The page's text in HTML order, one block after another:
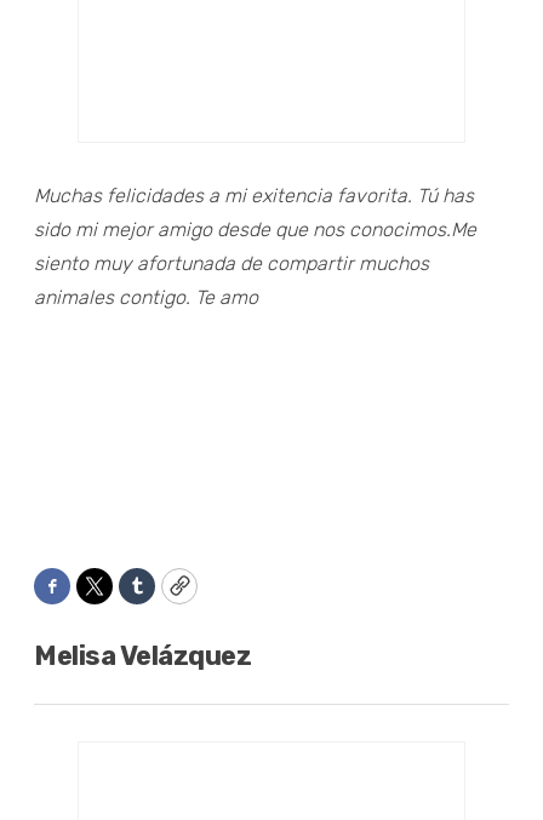
Muchas felicidades a mi exitencia favorita. Tú has
sido mi mejor amigo desde que nos conocimos.Me
siento muy afortunada de compartir muchos
animales contigo. Te amo
Facebook
TwitterTumblrCopy
Melisa Velázquez